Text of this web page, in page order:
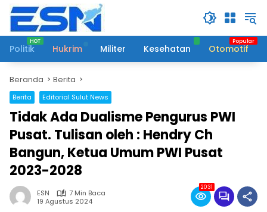
Langsung
konten
Politik
Hukrim Militer Kesehatan Otomotif
Beranda Berita
Berita Editorial Sulut News
Tidak Ada Dualisme Pengurus PWI
Pusat. Tulisan oleh : Hendry Ch
Bangun, Ketua Umum PWI Pusat
2023-2028
ESN
7 Min Baca
19 Agustus 2024
2031